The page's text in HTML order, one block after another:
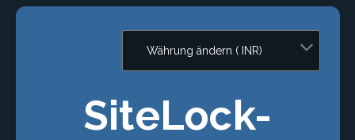
SiteLock-